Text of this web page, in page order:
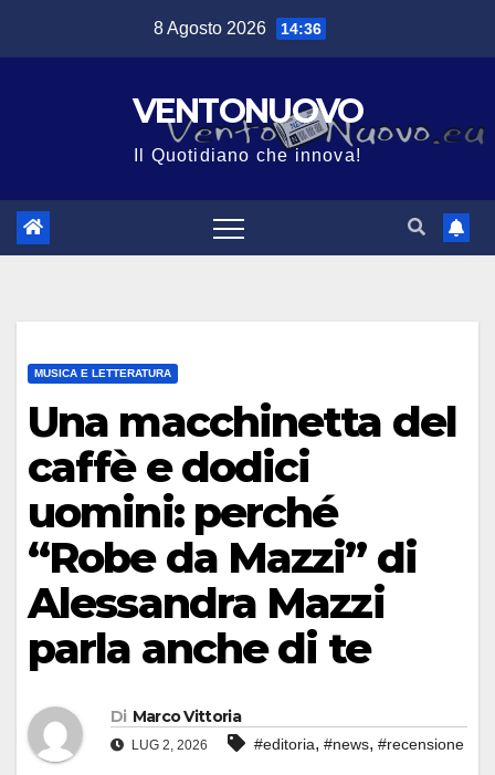
8 Agosto 2026 14:36
VENTONUOVO
Il Quotidiano che innova!
MUSICA E LETTERATURA
Una macchinetta del
caffè e dodici
uomini: perché
“Robe da Mazzi” di
Alessandra Mazzi
parla anche di te
Di Marco Vittoria
LUG 2, 2026 #editoria, #news, #recensione